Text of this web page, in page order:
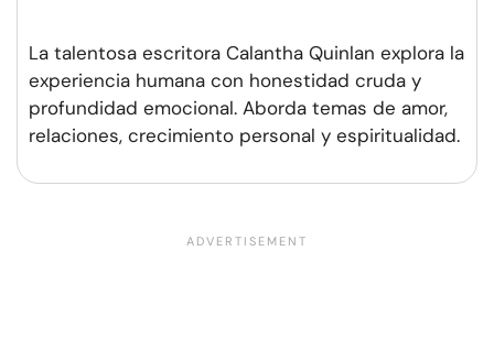
La talentosa escritora Calantha Quinlan explora la
experiencia humana con honestidad cruda y
profundidad emocional. Aborda temas de amor,
relaciones, crecimiento personal y espiritualidad.